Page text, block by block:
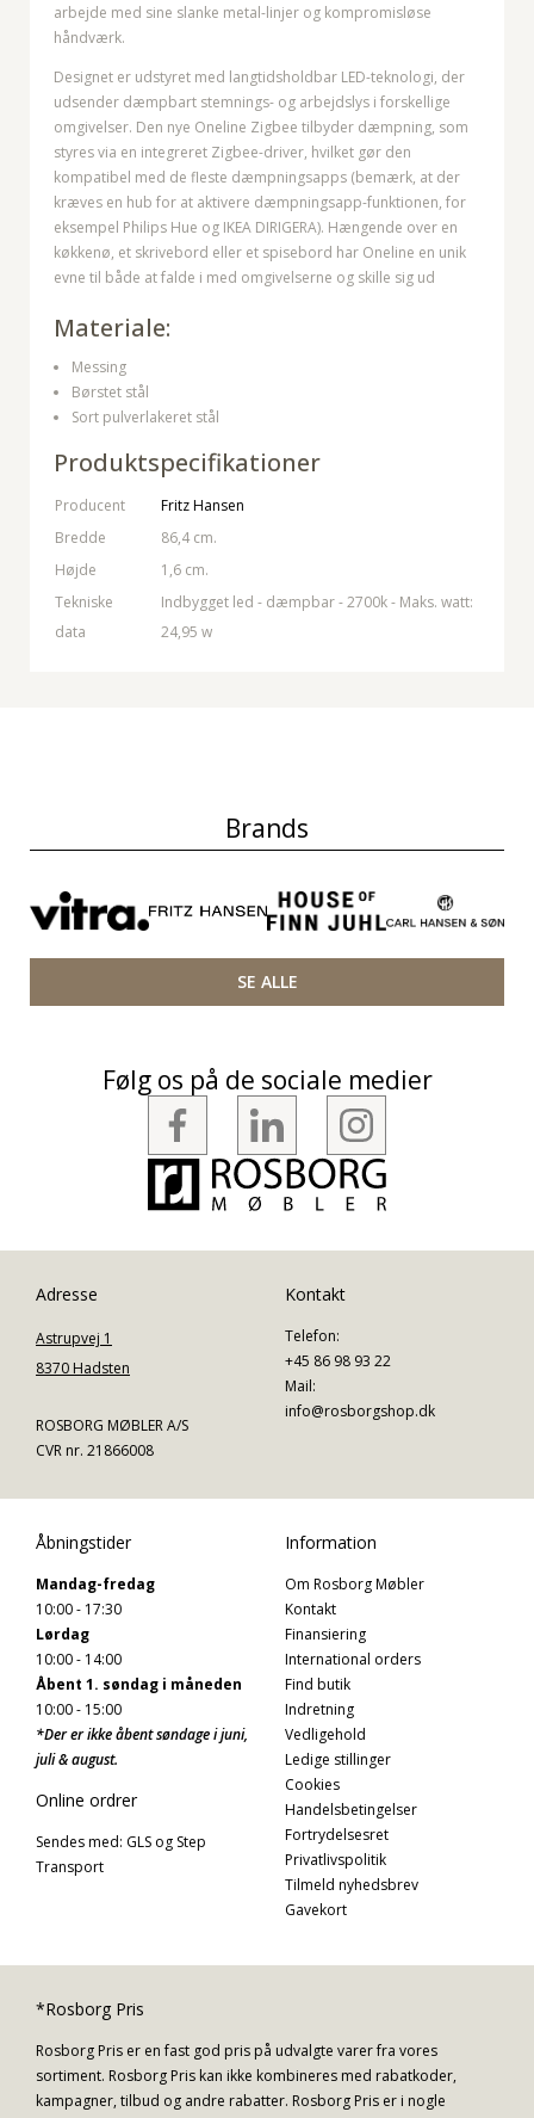
arbejde med sine slanke metal-linjer og kompromisløse
håndværk.
Designet er udstyret med langtidsholdbar LED-teknologi, der
udsender dæmpbart stemnings- og arbejdslys i forskellige
omgivelser. Den nye Oneline Zigbee tilbyder dæmpning, som
styres via en integreret Zigbee-driver, hvilket gør den
kompatibel med de fleste dæmpningsapps (bemærk, at der
kræves en hub for at aktivere dæmpningsapp-funktionen, for
eksempel Philips Hue og IKEA DIRIGERA). Hængende over en
køkkenø, et skrivebord eller et spisebord har Oneline en unik
evne til både at falde i med omgivelserne og skille sig ud
Materiale:
Messing
Børstet stål
Sort pulverlakeret stål
Produktspecifikationer
Producent
Fritz Hansen
Bredde
86,4 cm.
Højde
1,6 cm.
Tekniske
data
Indbygget led - dæmpbar - 2700k - Maks. watt:
24,95 w
Brands
SE ALLE
Følg os på de sociale medier
Adresse
Astrupvej 1
8370 Hadsten
ROSBORG MØBLER A/S
CVR nr. 21866008
Kontakt
Telefon:
+45 86 98 93 22
Mail:
info@rosborgshop.dk
Åbningstider
Mandag-fredag
10:00 - 17:30
Lørdag
10:00 - 14:00
Åbent 1. søndag i måneden
10:00 - 15:00
*Der er ikke åbent søndage i juni,
juli & august.
Online ordrer
Sendes med: GLS og Step
Transport
Information
Om Rosborg Møbler
Kontakt
Finansiering
International orders
Find butik
Indretning
Vedligehold
Ledige stillinger
Cookies
Handelsbetingelser
Fortrydelsesret
Privatlivspolitik
Tilmeld nyhedsbrev
Gavekort
*Rosborg Pris
Rosborg Pris er en fast god pris på udvalgte varer fra vores
sortiment. Rosborg Pris kan ikke kombineres med rabatkoder,
kampagner, tilbud og andre rabatter. Rosborg Pris er i nogle